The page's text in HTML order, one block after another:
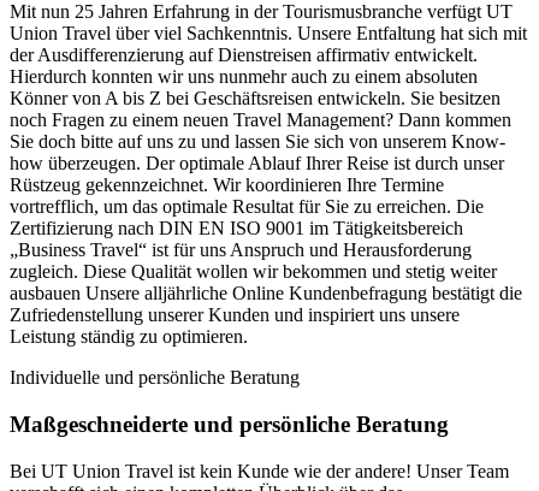
Mit nun 25 Jahren Erfahrung in der Tourismusbranche verfügt UT
Union Travel über viel Sachkenntnis. Unsere Entfaltung hat sich mit
der Ausdifferenzierung auf Dienstreisen affirmativ entwickelt.
Hierdurch konnten wir uns nunmehr auch zu einem absoluten
Könner von A bis Z bei Geschäftsreisen entwickeln. Sie besitzen
noch Fragen zu einem neuen Travel Management? Dann kommen
Sie doch bitte auf uns zu und lassen Sie sich von unserem Know-
how überzeugen. Der optimale Ablauf Ihrer Reise ist durch unser
Rüstzeug gekennzeichnet. Wir koordinieren Ihre Termine
vortrefflich, um das optimale Resultat für Sie zu erreichen. Die
Zertifizierung nach DIN EN ISO 9001 im Tätigkeitsbereich
„Business Travel“ ist für uns Anspruch und Herausforderung
zugleich. Diese Qualität wollen wir bekommen und stetig weiter
ausbauen Unsere alljährliche Online Kundenbefragung bestätigt die
Zufriedenstellung unserer Kunden und inspiriert uns unsere
Leistung ständig zu optimieren.
Individuelle und persönliche Beratung
Maßgeschneiderte und persönliche Beratung
Bei UT Union Travel ist kein Kunde wie der andere! Unser Team